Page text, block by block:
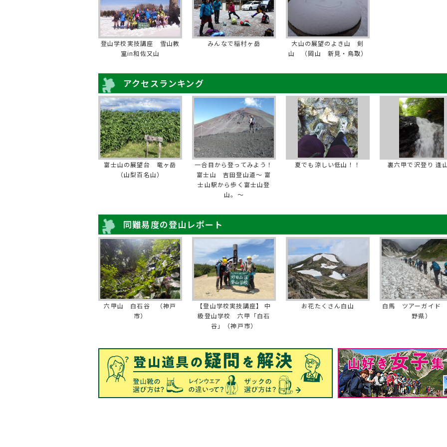
登山学校実技講座 雪山教
室in和佐又山
みんなで稲村ヶ岳
大山の展望のよき山 剣
山 （岡山 新見・鳥取）
アクセスランキング
富士山の展望台 竜ヶ岳
（山梨百名山）
一合目から登ってみよう！
富士山 吉田登山道～ 富
士山駅から歩く富士山登
山。～
夏でも涼しい低山！！ 裏六甲で沢登り 逢
同難易度の登山レポート
六甲山 白石谷 （神戸
市）
【登山学校実技講座】 中
級登山学校 六甲「白石
谷」（神戸市）
お花たくさん白山
白馬 ツアーガイド
野県）